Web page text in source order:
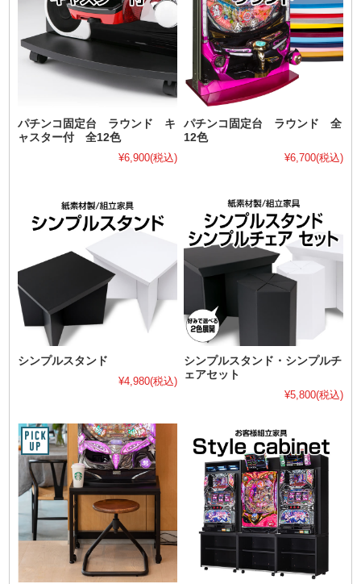
パチンコ固定台 ラウンド キ
ャスター付 全12色
¥6,900(税込)
パチンコ固定台 ラウンド 全
12色
¥6,700(税込)
シンプルスタンド
¥4,980(税込)
シンプルスタンド・シンプルチ
ェアセット
¥5,800(税込)